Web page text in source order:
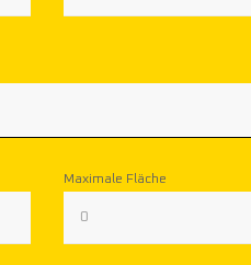
+48504 075 472
Maximale Fläche